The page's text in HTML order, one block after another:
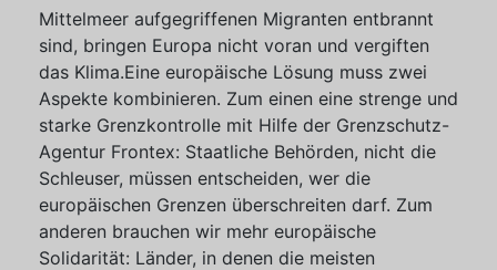
Mittelmeer aufgegriffenen Migranten entbrannt
sind, bringen Europa nicht voran und vergiften
das Klima.Eine europäische Lösung muss zwei
Aspekte kombinieren. Zum einen eine strenge und
starke Grenzkontrolle mit Hilfe der Grenzschutz-
Agentur Frontex: Staatliche Behörden, nicht die
Schleuser, müssen entscheiden, wer die
europäischen Grenzen überschreiten darf. Zum
anderen brauchen wir mehr europäische
Solidarität: Länder, in denen die meisten